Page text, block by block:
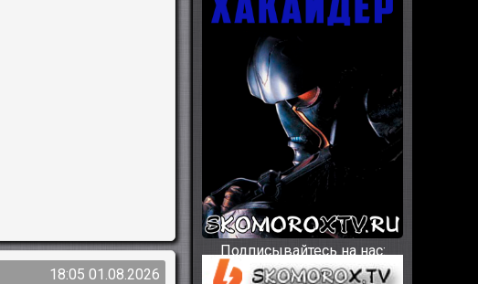
18:05 01.08.2026
Подписывайтесь на нас: